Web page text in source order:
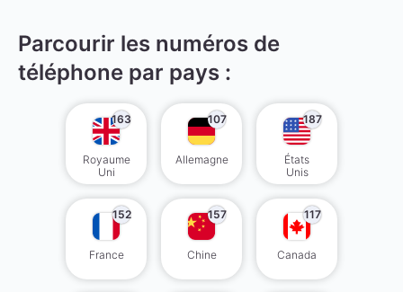
Parcourir les numéros de
téléphone par pays :
163
Royaume
Uni
107
Allemagne
187
États
Unis
152
France
157
Chine
117
Canada